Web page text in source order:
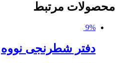
محصولات مرتبط
9%
دفتر شطرنجی نووه